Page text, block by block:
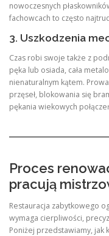
nowoczesnych
fachowcach to często
3. Uszkodzenia
Czas robi swoje także z
pęka lub osiada, cała
nienaturalnym kątem.
przęseł, blokowania się
pękania wiekowych
Proces
pracują
Restauracja zabytkowego
wymaga cierpliwości,
Poniżej przedstawiamy, jak